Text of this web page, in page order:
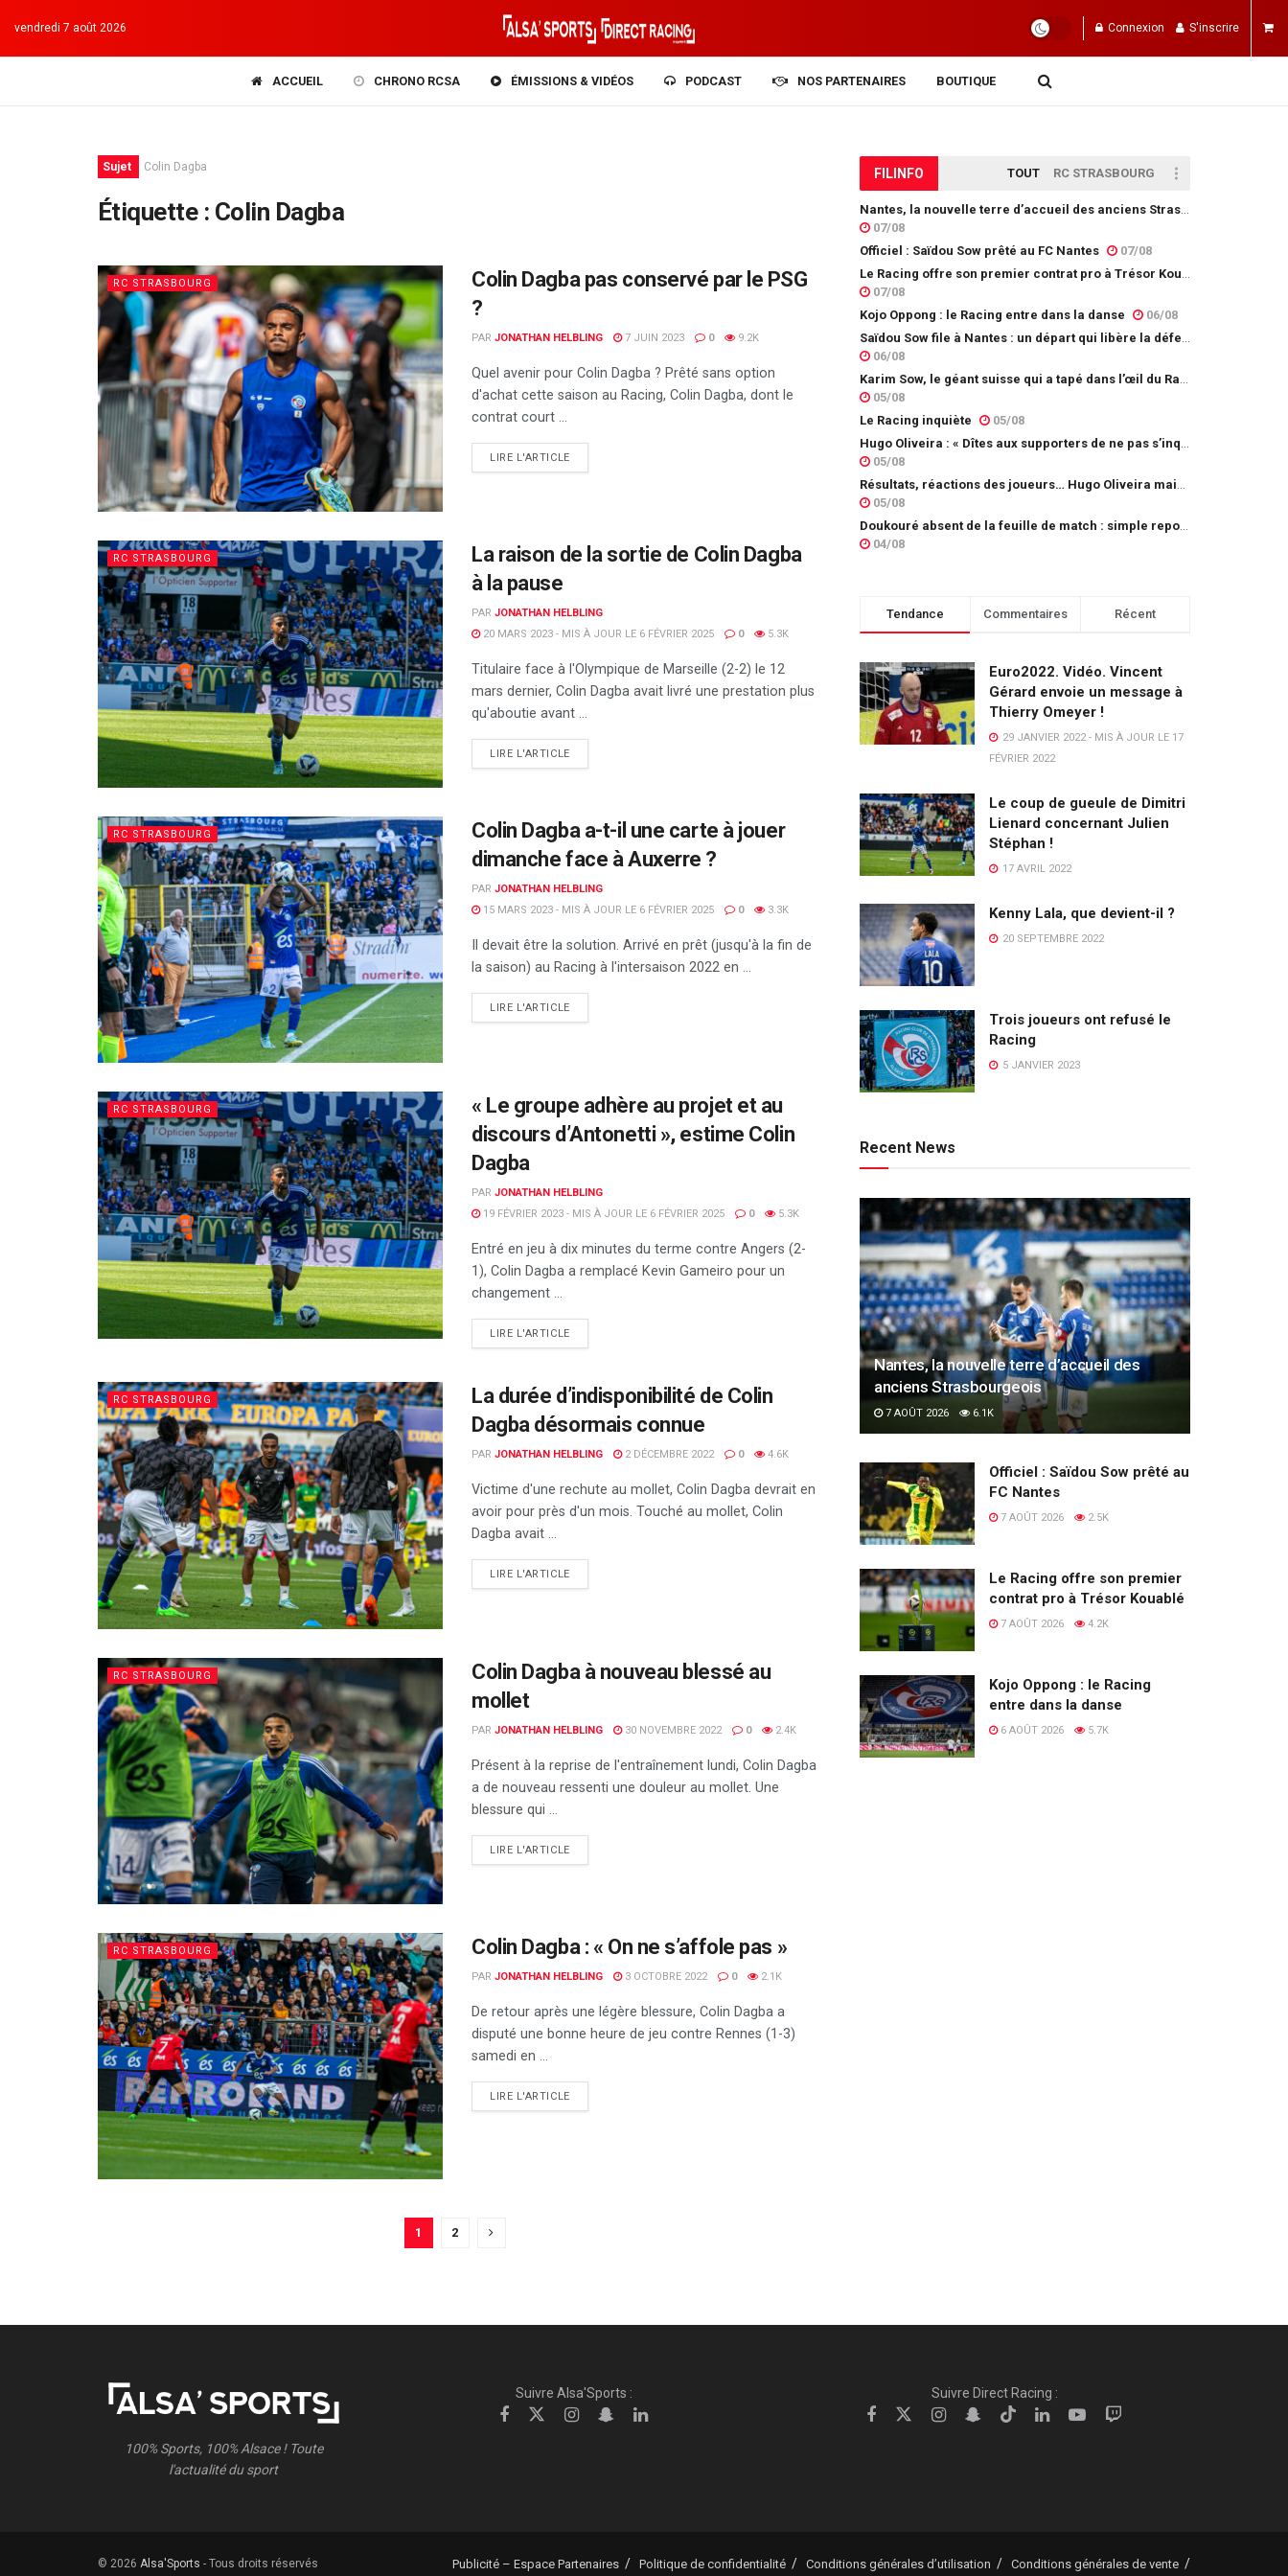
vendredi 7 août 2026 Connexion S'inscrire
ACCUEIL CHRONO RCSA ÉMISSIONS & VIDÉOS PODCAST NOS PARTENAIRES BOUTIQUE
Sujet Colin Dagba
Étiquette : Colin Dagba
RC STRASBOURG
Colin Dagba pas conservé par le PSG
?
PAR JONATHAN HELBLING 7 JUIN 2023 0 9.2K
Quel avenir pour Colin Dagba ? Prêté sans option
d'achat cette saison au Racing, Colin Dagba, dont le
contrat court ...
LIRE L'ARTICLEDETAILS
RC STRASBOURG
La raison de la sortie de Colin Dagba
à la pause
PAR JONATHAN HELBLING
20 MARS 2023 - MIS À JOUR LE 6 FÉVRIER 2025
0 5.3K
Titulaire face à l'Olympique de Marseille (2-2) le 12
mars dernier, Colin Dagba avait livré une prestation plus
qu'aboutie avant ...
LIRE L'ARTICLEDETAILS
RC STRASBOURG
Colin Dagba a-t-il une carte à jouer
dimanche face à Auxerre ?
PAR JONATHAN HELBLING
15 MARS 2023 - MIS À JOUR LE 6 FÉVRIER 2025
0 3.3K
Il devait être la solution. Arrivé en prêt (jusqu'à la fin de
la saison) au Racing à l'intersaison 2022 en ...
LIRE L'ARTICLEDETAILS
RC STRASBOURG
« Le groupe adhère au projet et au
discours d’Antonetti », estime Colin
Dagba
PAR JONATHAN HELBLING
19 FÉVRIER 2023 - MIS À JOUR LE 6 FÉVRIER 2025
0 5.3K
Entré en jeu à dix minutes du terme contre Angers (2-
1), Colin Dagba a remplacé Kevin Gameiro pour un
changement ...
LIRE L'ARTICLEDETAILS
RC STRASBOURG
La durée d’indisponibilité de Colin
Dagba désormais connue
PAR JONATHAN HELBLING 2 DÉCEMBRE 2022 0 4.6K
Victime d'une rechute au mollet, Colin Dagba devrait en
avoir pour près d'un mois. Touché au mollet, Colin
Dagba avait ...
LIRE L'ARTICLEDETAILS
RC STRASBOURG
Colin Dagba à nouveau blessé au
mollet
PAR JONATHAN HELBLING 30 NOVEMBRE 2022 0 2.4K
Présent à la reprise de l'entraînement lundi, Colin Dagba
a de nouveau ressenti une douleur au mollet. Une
blessure qui ...
LIRE L'ARTICLEDETAILS
RC STRASBOURG Colin Dagba : « On ne s’affole pas »
PAR JONATHAN HELBLING 3 OCTOBRE 2022 0 2.1K
De retour après une légère blessure, Colin Dagba a
disputé une bonne heure de jeu contre Rennes (1-3)
samedi en ...
LIRE L'ARTICLEDETAILS
1 2
FIL INFO TOUT RC STRASBOURG
07/08
Officiel : Saïdou Sow prêté au FC Nantes
07/08
07/08
Kojo Oppong : le Racing entre dans la danse
06/08
06/08
05/08
Le Racing inquiète
05/08
05/08
05/08
04/08
Tendance Commentaires Récent
Euro2022. Vidéo. Vincent
Gérard envoie un message à
Thierry Omeyer !
29 JANVIER 2022 - MIS À JOUR LE 17
FÉVRIER 2022
Le coup de gueule de Dimitri
Lienard concernant Julien
Stéphan !
17 AVRIL 2022
Kenny Lala, que devient-il ?
20 SEPTEMBRE 2022
Trois joueurs ont refusé le
Racing
5 JANVIER 2023
Recent News
Nantes, la nouvelle terre d’accueil des
anciens Strasbourgeois
7 AOÛT 2026 6.1K
Officiel : Saïdou Sow prêté au
FC Nantes
7 AOÛT 2026 2.5K
Le Racing offre son premier
contrat pro à Trésor Kouablé
7 AOÛT 2026 4.2K
Kojo Oppong : le Racing
entre dans la danse
6 AOÛT 2026 5.7K
100% Sports, 100% Alsace ! Toute
l'actualité du sport
Suivre Alsa'Sports : Suivre Direct Racing :
© 2026 Alsa'Sports - Tous droits réservés Publicité – Espace Partenaires Politique de confidentialité Conditions générales d’utilisation Conditions générales de vente